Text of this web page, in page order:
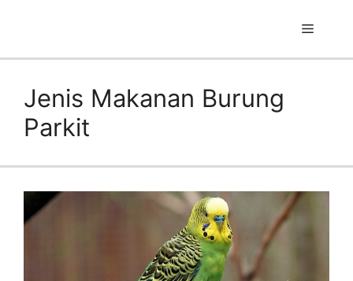
Menu
Jenis Makanan Burung
Parkit